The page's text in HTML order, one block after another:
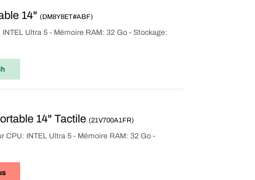
14" (DM8Y8ET#ABF)
Ultra 5 - Mémoire RAM: 32 Go - Stockage:
14" Tactile (21V700A1FR)
CPU: INTEL Ultra 5 - Mémoire RAM: 32 Go -